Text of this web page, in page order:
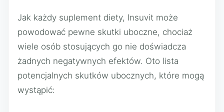
Jak każdy suplement diety, Insuvit może
powodować pewne skutki uboczne, chociaż
wiele osób stosujących go nie doświadcza
żadnych negatywnych efektów. Oto lista
potencjalnych skutków ubocznych, które mogą
wystąpić: